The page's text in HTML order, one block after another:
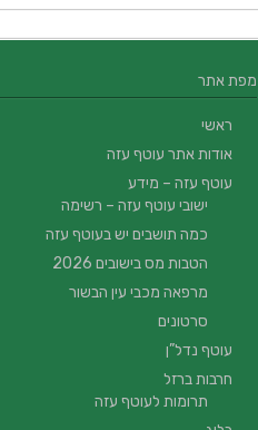
מפת אתר
ראשי
אודות אתר עוטף עזה
עוטף עזה – מידע
ישובי עוטף עזה – רשימה
כמה תושבים יש בעוטף עזה
הטבות מס בישובים 2026
מרפאה מכבי עין הבשור
סרטונים
עוטף נדל”ן
חרבות ברזל
תרומות לעוטף עזה